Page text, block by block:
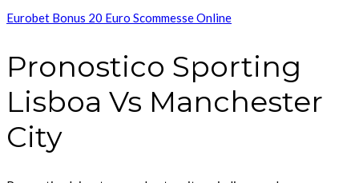
Eurobet Bonus 20 Euro Scommesse Online
Pronostico Sporting
Lisboa Vs Manchester
City